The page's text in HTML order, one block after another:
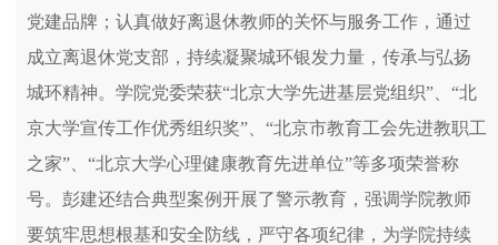
党建品牌；认真做好离退休教师的关怀与服务工作，通过
成立离退休党支部，持续凝聚城环银发力量，传承与弘扬
城环精神。学院党委荣获“北京大学先进基层党组织”、“北
京大学宣传工作优秀组织奖”、“北京市教育工会先进教职工
之家”、“北京大学心理健康教育先进单位”等多项荣誉称
号。彭建还结合典型案例开展了警示教育，强调学院教师
要筑牢思想根基和安全防线，严守各项纪律，为学院持续